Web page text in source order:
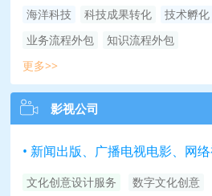
海洋科技
科技成果转化 技术孵化
业务流程外包
知识流程外包
更多>>
影视公司
• 新闻出版、广播电视电影、网络
文化创意设计服务 数字文化创意